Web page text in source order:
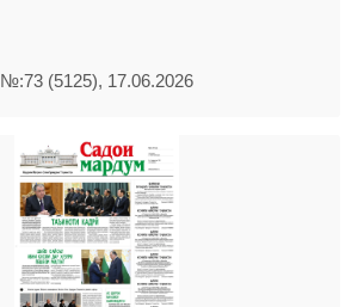
№:73 (5125), 17.06.2026